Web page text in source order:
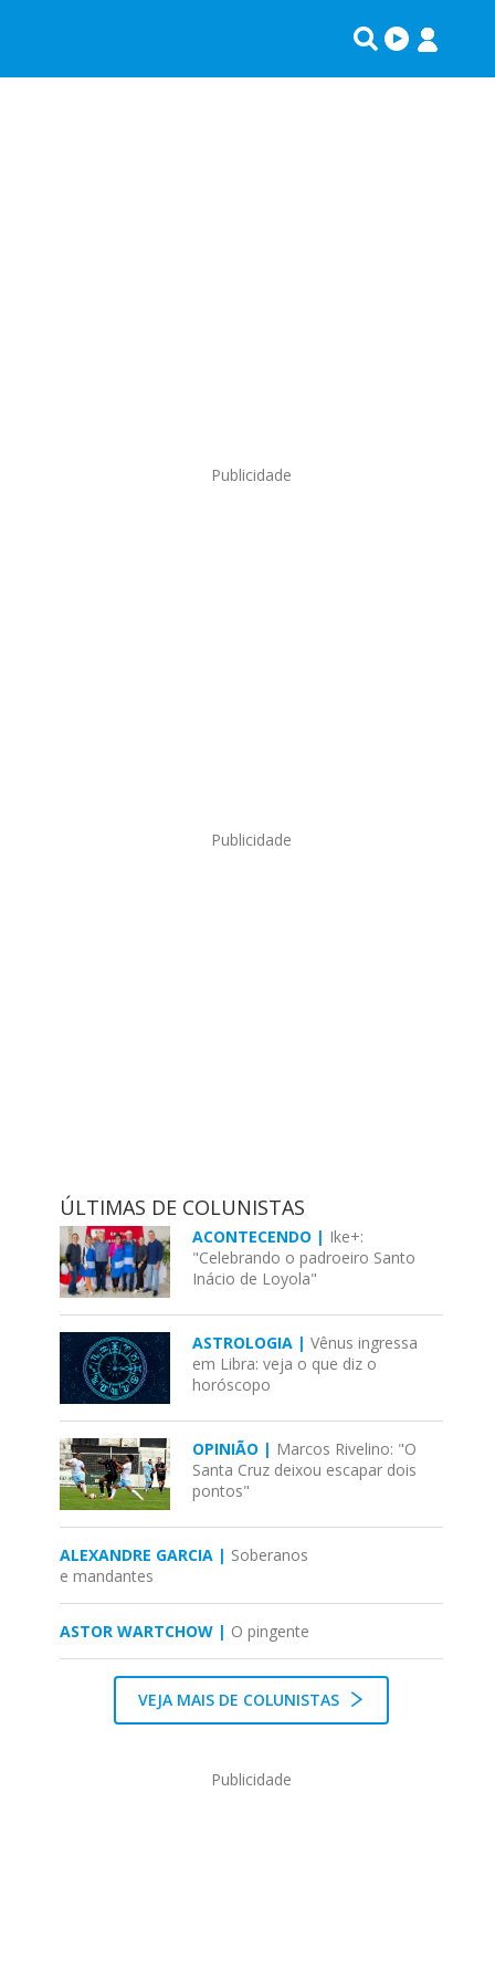
Publicidade
Publicidade
ÚLTIMAS DE COLUNISTAS
ACONTECENDO | Ike+:
"Celebrando o padroeiro Santo
Inácio de Loyola"
ASTROLOGIA |Vênus ingressa
em Libra: veja o que diz o
horóscopo
OPINIÃO | Marcos Rivelino: "O
Santa Cruz deixou escapar dois
pontos"
ALEXANDRE GARCIA | Soberanos
e mandantes
ASTOR WARTCHOW | O pingente
VEJA MAIS DE COLUNISTAS
Publicidade